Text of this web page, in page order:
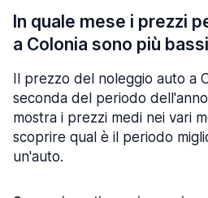
In quale mese i prezzi
a Colonia sono più
Il prezzo del noleggio auto a
seconda del periodo
mostra i prezzi medi nei vari
scoprire qual è il periodo
un'auto.